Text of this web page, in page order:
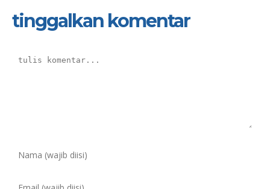
tinggalkan komentar